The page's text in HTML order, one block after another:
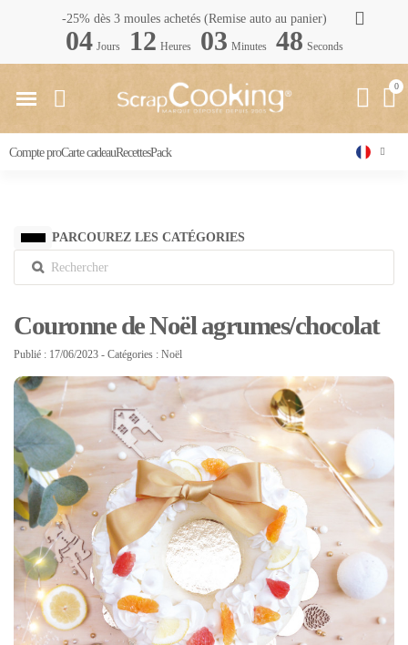
-25% dès 3 moules achetés (Remise auto au panier)
04 Jours 12 Heures 03 Minutes 47 Seconds
Compte proCarte cadeauRecettesPack
PARCOUREZ LES CATÉGORIES
Couronne de Noël agrumes/chocolat
Publié : 17/06/2023 - Catégories : Noël